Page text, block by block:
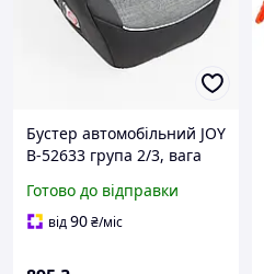
Бустер автомобільний JOY
B-52633 група 2/3, вага
Готово до відправки
від90₴/міс